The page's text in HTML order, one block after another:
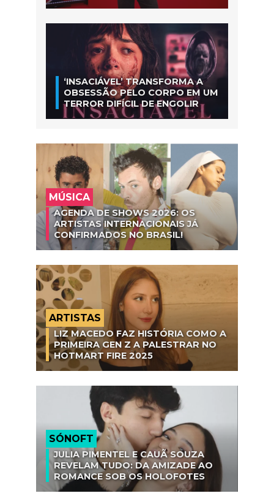
‘INSACIÁVEL’ TRANSFORMA A
OBSESSÃO PELO CORPO EM UM
TERROR DIFÍCIL DE ENGOLIR
MÚSICA
AGENDA DE SHOWS 2026: OS
ARTISTAS INTERNACIONAIS JÁ
CONFIRMADOS NO BRASIL!
ARTISTAS
LIZ MACEDO FAZ HISTÓRIA COMO A
PRIMEIRA GEN Z A PALESTRAR NO
HOTMART FIRE 2025
SÓNOFT
JULIA PIMENTEL E CAUÃ SOUZA
REVELAM TUDO: DA AMIZADE AO
ROMANCE SOB OS HOLOFOTES